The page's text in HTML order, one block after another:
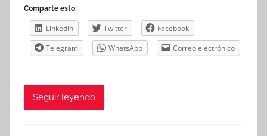
Comparte esto:
LinkedIn Twitter
Facebook
Telegram
WhatsApp Correo electrónico
Seguir leyendo